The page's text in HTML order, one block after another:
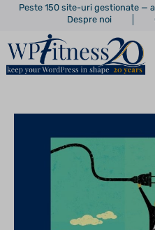
Peste 150 site-uri gestionate —
Despre noi